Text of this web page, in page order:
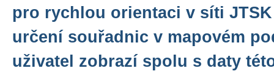
pro rychlou orientaci v síti
určení souřadnic v mapovém
uživatel zobrazí spolu s daty